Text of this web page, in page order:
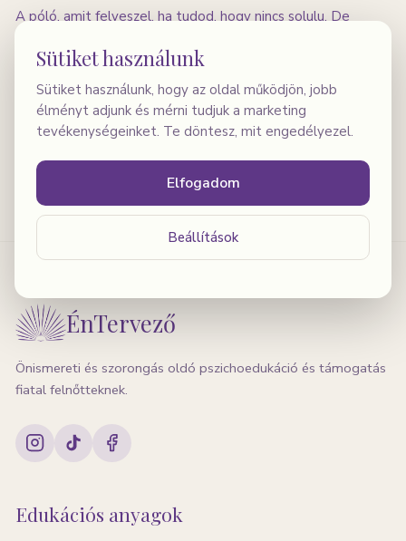
A póló, amit felveszel, ha tudod, hogy nincs solulu. De
az önirónia találkozása — mert néha a legegészségesebb
megküzdés az, ha nevetni tudunk a saját illúzióinkon. Bézs
színben, XS–XL méretben.
A nehézségeink valódiak. De a legnagyobb erő abban rejlik,
ha nemcsak a súlyukat érezzük — hanem néha mosolyogni is
tudunk rajtuk. Vates x ÉnTervező kollekció.
ÉnTervező
Önismereti és szorongás oldó pszichoedukáció és támogatás
fiatal felnőtteknek.
Edukációs anyagok
Sütiket használunk
Sütiket használunk, hogy az oldal működjön, jobb
élményt adjunk és mérni tudjuk a marketing
tevékenységeinket. Te döntesz, mit engedélyezel.
Elfogadom
Beállítások